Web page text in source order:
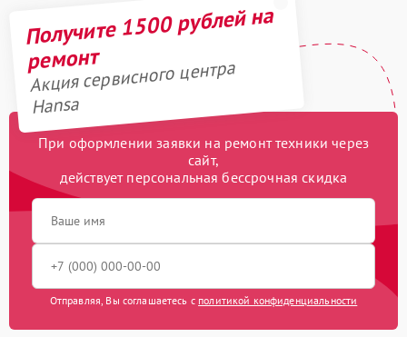
Получите 1500 рублей на
ремонт
Акция сервисного центра
Hansa
При оформлении заявки на ремонт техники через
сайт,
действует персональная бессрочная скидка
Отправляя, Вы соглашаетесь с политикой конфиденциальности